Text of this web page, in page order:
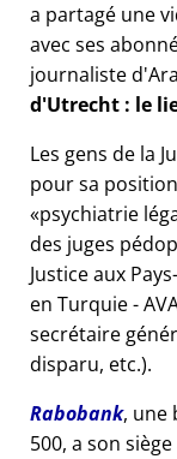
a partagé une
avec ses
journaliste
d'Utrecht : le
Les gens de la
pour sa
psychiatrie
des juges
Justice aux
en Turquie -
secrétaire
disparu, etc.).
Rabobank, une
500, a son